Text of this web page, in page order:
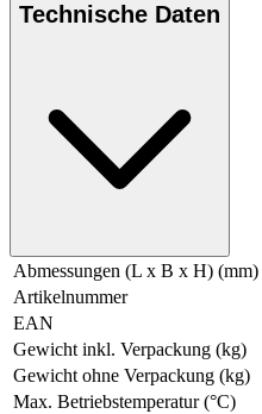
Technische Daten
Abmessungen (L x B x H) (mm)
Artikelnummer
EAN
Gewicht inkl. Verpackung (kg)
Gewicht ohne Verpackung (kg)
Max. Betriebstemperatur (°C)